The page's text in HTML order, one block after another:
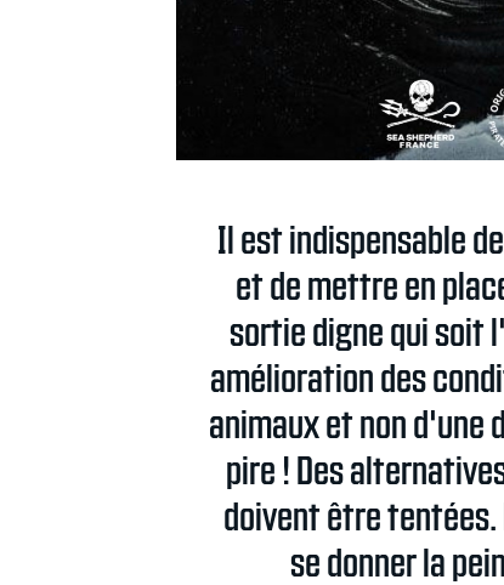
Il est indispensable
et de mettre en
sortie digne qui soit
amélioration des
animaux et non d'une
pire ! Des
doivent être
se donner la